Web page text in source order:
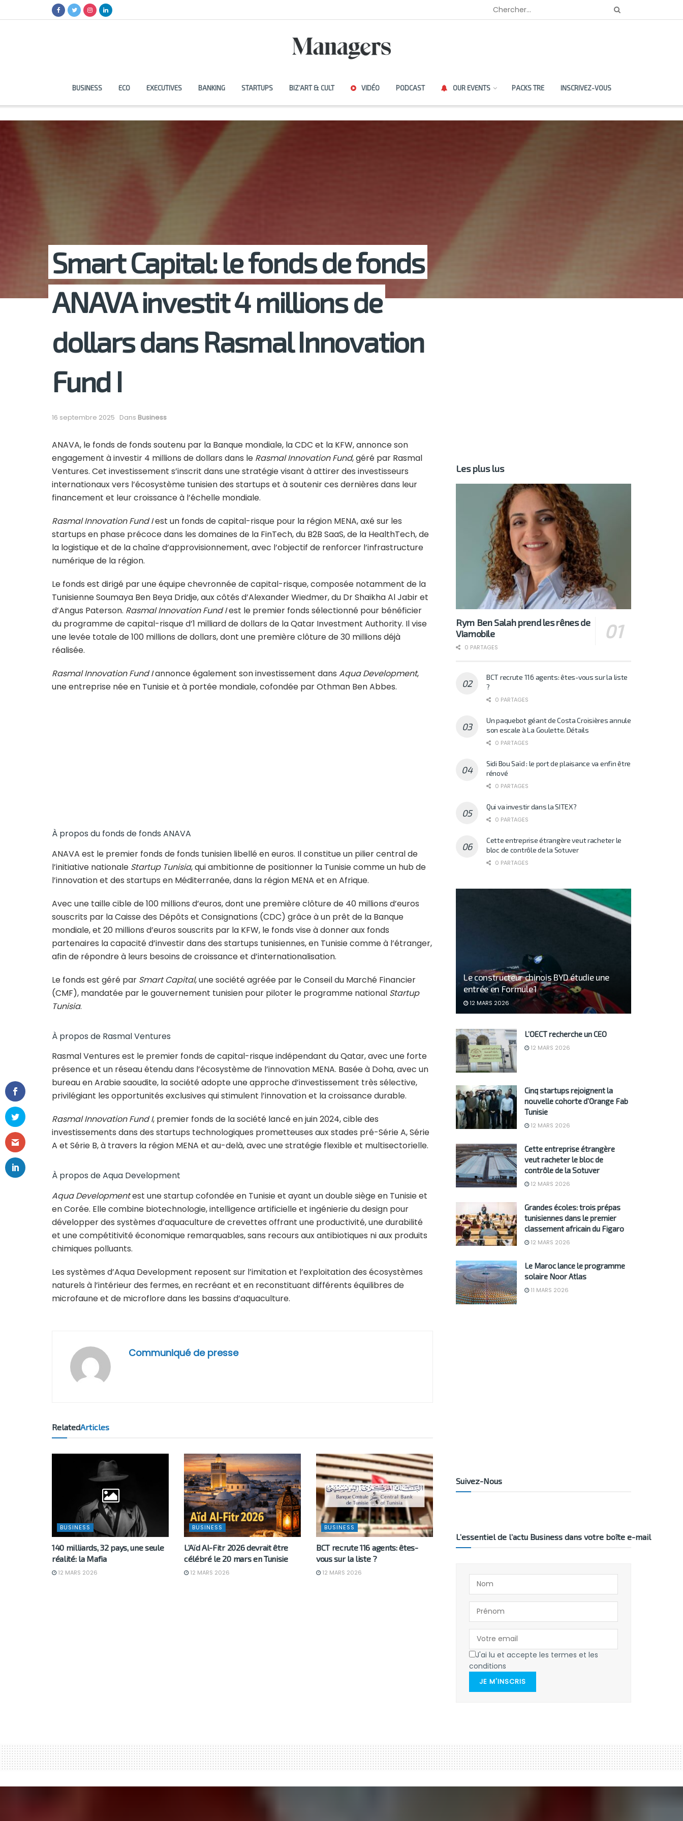
BUSINESS ECO EXECUTIVES BANKING STARTUPS BIZ’ART & CULT VIDÉO PODCAST OUR EVENTS PACKS TRE INSCRIVEZ-VOUS
Smart Capital: le fonds de fonds
ANAVA investit 4 millions de
dollars dans Rasmal Innovation
Fund I
16 septembre 2025 Dans Business
ANAVA, le fonds de fonds soutenu par la Banque mondiale, la CDC et la KFW, annonce son
engagement à investir 4 millions de dollars dans le Rasmal Innovation Fund, géré par Rasmal
Ventures. Cet investissement s’inscrit dans une stratégie visant à attirer des investisseurs
internationaux vers l’écosystème tunisien des startups et à soutenir ces dernières dans leur
financement et leur croissance à l’échelle mondiale.
Rasmal Innovation Fund Iest un fonds de capital-risque pour la région MENA, axé sur les
startups en phase précoce dans les domaines de la FinTech, du B2B SaaS, de la HealthTech, de
la logistique et de la chaîne d’approvisionnement, avec l’objectif de renforcer l’infrastructure
numérique de la région.
Le fonds est dirigé par une équipe chevronnée de capital-risque, composée notamment de la
Tunisienne Soumaya Ben Beya Dridje, aux côtés d’Alexander Wiedmer, du Dr Shaikha Al Jabir et
d’Angus Paterson. Rasmal Innovation Fund Iest le premier fonds sélectionné pour bénéficier
du programme de capital-risque d’1 milliard de dollars de la Qatar Investment Authority. Il vise
une levée totale de 100 millions de dollars, dont une première clôture de 30 millions déjà
réalisée.
Rasmal Innovation Fund Iannonce également son investissement dans Aqua Development,
une entreprise née en Tunisie et à portée mondiale, cofondée par Othman Ben Abbes.
À propos du fonds de fonds ANAVA
ANAVA est le premier fonds de fonds tunisien libellé en euros. Il constitue un pilier central de
l’initiative nationale Startup Tunisia, qui ambitionne de positionner la Tunisie comme un hub de
l’innovation et des startups en Méditerranée, dans la région MENA et en Afrique.
Avec une taille cible de 100 millions d’euros, dont une première clôture de 40 millions d’euros
souscrits par la Caisse des Dépôts et Consignations (CDC) grâce à un prêt de la Banque
mondiale, et 20 millions d’euros souscrits par la KFW, le fonds vise à donner aux fonds
partenaires la capacité d’investir dans des startups tunisiennes, en Tunisie comme à l’étranger,
afin de répondre à leurs besoins de croissance et d’internationalisation.
Le fonds est géré par Smart Capital, une société agréée par le Conseil du Marché Financier
(CMF), mandatée par le gouvernement tunisien pour piloter le programme national Startup
Tunisia.
À propos de Rasmal Ventures
Rasmal Ventures est le premier fonds de capital-risque indépendant du Qatar, avec une forte
présence et un réseau étendu dans l’écosystème de l’innovation MENA. Basée à Doha, avec un
bureau en Arabie saoudite, la société adopte une approche d’investissement très sélective,
privilégiant les opportunités exclusives qui stimulent l’innovation et la croissance durable.
Rasmal Innovation Fund I, premier fonds de la société lancé en juin 2024, cible des
investissements dans des startups technologiques prometteuses aux stades pré-Série A, Série
A et Série B, à travers la région MENA et au-delà, avec une stratégie flexible et multisectorielle.
À propos de Aqua Development
Aqua Developmentest une startup cofondée en Tunisie et ayant un double siège en Tunisie et
en Corée. Elle combine biotechnologie, intelligence artificielle et ingénierie du design pour
développer des systèmes d’aquaculture de crevettes offrant une productivité, une durabilité
et une compétitivité économique remarquables, sans recours aux antibiotiques ni aux produits
chimiques polluants.
Les systèmes d’Aqua Development reposent sur l’imitation et l’exploitation des écosystèmes
naturels à l’intérieur des fermes, en recréant et en reconstituant différents équilibres de
microfaune et de microflore dans les bassins d’aquaculture.
Communiqué de presse
RelatedArticles
BUSINESS
140 milliards, 32 pays, une seule
réalité: la Mafia
12 MARS 2026
BUSINESS
L’Aïd Al-Fitr 2026 devrait être
célébré le 20 mars en Tunisie
12 MARS 2026
BUSINESS
BCT recrute 116 agents: êtes-
vous sur la liste ?
12 MARS 2026
Les plus lus
Rym Ben Salah prend les rênes de
Viamobile
0 PARTAGES
BCT recrute 116 agents: êtes-vous sur la liste
?
0 PARTAGES
Un paquebot géant de Costa Croisières annule
son escale à La Goulette. Détails
0 PARTAGES
Sidi Bou Saïd : le port de plaisance va enfin être
rénové
0 PARTAGES
Qui va investir dans la SITEX?
0 PARTAGES
Cette entreprise étrangère veut racheter le
bloc de contrôle de la Sotuver
0 PARTAGES
Le constructeur chinois BYD étudie une
entrée en Formule 1
12 MARS 2026
L’OECT recherche un CEO
12 MARS 2026
Cinq startups rejoignent la
nouvelle cohorte d’Orange Fab
Tunisie
12 MARS 2026
Cette entreprise étrangère
veut racheter le bloc de
contrôle de la Sotuver
12 MARS 2026
Grandes écoles: trois prépas
tunisiennes dans le premier
classement africain du Figaro
12 MARS 2026
Le Maroc lance le programme
solaire Noor Atlas
11 MARS 2026
Suivez-Nous
L’essentiel de l’actu Business dans votre boîte e-mail
J'ai lu et accepte les termes et les
conditions
JE M'INSCRIS